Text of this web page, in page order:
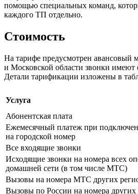
помощью специальных команд,
каждого ТП отдельно.
Стоимость
На тарифе предусмотрен авансовый
и Московской области звонки
Детали тарификации изложены в
Услуга
Абонентская плата
Ежемесячный платеж при
на городской номер
Все входящие звонки
Исходящие звонки на номера всех
домашней сети (в том числе МТС)
Вызовы на номера МТС других
Вызовы по России на номера других